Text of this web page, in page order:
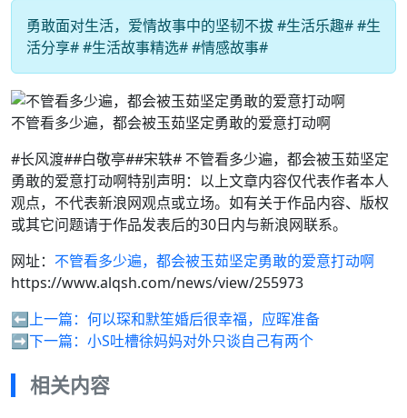
勇敢面对生活，爱情故事中的坚韧不拔 #生活乐趣# #生
活分享# #生活故事精选# #情感故事#
不管看多少遍，都会被玉茹坚定勇敢的爱意打动啊
#长风渡##白敬亭##宋轶# 不管看多少遍，都会被玉茹坚定
勇敢的爱意打动啊特别声明：以上文章内容仅代表作者本人
观点，不代表新浪网观点或立场。如有关于作品内容、版权
或其它问题请于作品发表后的30日内与新浪网联系。
网址： 不管看多少遍，都会被玉茹坚定勇敢的爱意打动啊
https://www.alqsh.com/news/view/255973
⬅️上一篇： 何以琛和默笙婚后很幸福，应晖准备
➡️下一篇： 小S吐槽徐妈妈对外只谈自己有两个
相关内容